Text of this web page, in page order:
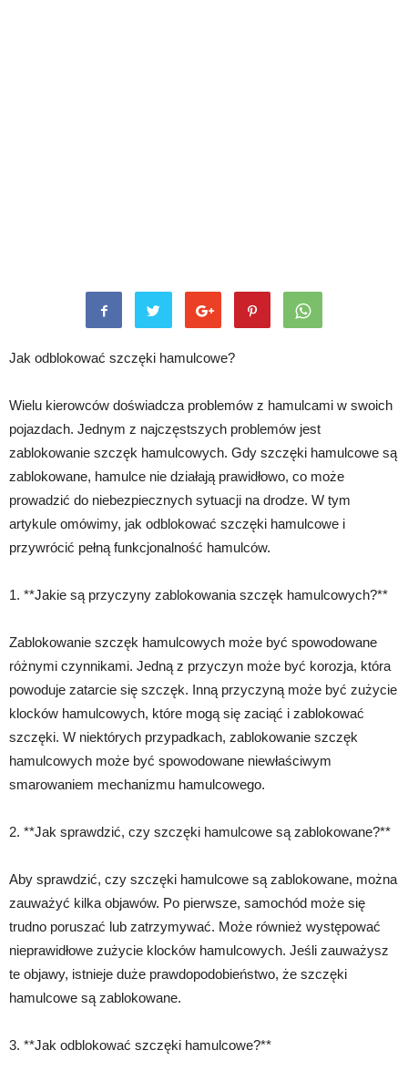
Jak odblokować szczęki hamulcowe?
Wielu kierowców doświadcza problemów z hamulcami w swoich
pojazdach. Jednym z najczęstszych problemów jest
zablokowanie szczęk hamulcowych. Gdy szczęki hamulcowe są
zablokowane, hamulce nie działają prawidłowo, co może
prowadzić do niebezpiecznych sytuacji na drodze. W tym
artykule omówimy, jak odblokować szczęki hamulcowe i
przywrócić pełną funkcjonalność hamulców.
1. **Jakie są przyczyny zablokowania szczęk hamulcowych?**
Zablokowanie szczęk hamulcowych może być spowodowane
różnymi czynnikami. Jedną z przyczyn może być korozja, która
powoduje zatarcie się szczęk. Inną przyczyną może być zużycie
klocków hamulcowych, które mogą się zaciąć i zablokować
szczęki. W niektórych przypadkach, zablokowanie szczęk
hamulcowych może być spowodowane niewłaściwym
smarowaniem mechanizmu hamulcowego.
2. **Jak sprawdzić, czy szczęki hamulcowe są zablokowane?**
Aby sprawdzić, czy szczęki hamulcowe są zablokowane, można
zauważyć kilka objawów. Po pierwsze, samochód może się
trudno poruszać lub zatrzymywać. Może również występować
nieprawidłowe zużycie klocków hamulcowych. Jeśli zauważysz
te objawy, istnieje duże prawdopodobieństwo, że szczęki
hamulcowe są zablokowane.
3. **Jak odblokować szczęki hamulcowe?**